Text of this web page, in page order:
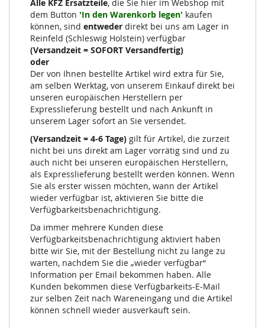
Alle KFZ Ersatzteile, die Sie hier im Webshop mit
dem Button 'In den Warenkorb legen' kaufen
können, sind entweder direkt bei uns am Lager in
Reinfeld (Schleswig Holstein) verfügbar
(Versandzeit = SOFORT Versandfertig)
oder
Der von Ihnen bestellte Artikel wird extra für Sie,
am selben Werktag, von unserem Einkauf direkt bei
unseren europäischen Herstellern per
Expresslieferung bestellt und nach Ankunft in
unserem Lager sofort an Sie versendet.
(Versandzeit = 4-6 Tage) gilt für Artikel, die zurzeit
nicht bei uns direkt am Lager vorrätig sind und zu
auch nicht bei unseren europäischen Herstellern,
als Expresslieferung bestellt werden können. Wenn
Sie als erster wissen möchten, wann der Artikel
wieder verfügbar ist, aktivieren Sie bitte die
Verfügbarkeitsbenachrichtigung.
Da immer mehrere Kunden diese
Verfügbarkeitsbenachrichtigung aktiviert haben
bitte wir Sie, mit der Bestellung nicht zu lange zu
warten, nachdem Sie die „wieder verfügbar“
Information per Email bekommen haben. Alle
Kunden bekommen diese Verfügbarkeits-E-Mail
zur selben Zeit nach Wareneingang und die Artikel
können schnell wieder ausverkauft sein.